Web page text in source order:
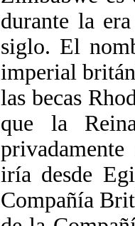
durante la
siglo. El
imperial
las becas
que la
iría desde
Compañía